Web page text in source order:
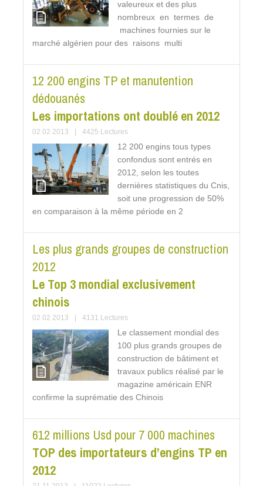
valeureux et des plus
nombreux en termes de
machines fournies sur le
marché algérien pour des raisons multi
12 200 engins TP et manutention
dédouanés
Les importations ont doublé en 2012
02 02 2013 4425 Lectures
12 200 engins tous types
confondus sont entrés en
2012, selon les toutes
dernières statistiques du Cnis,
soit une progression de 50%
en comparaison à la même période en 2
Les plus grands groupes de construction
2012
Le Top 3 mondial exclusivement
chinois
02 02 2013 4131 Lectures
Le classement mondial des
100 plus grands groupes de
construction de bâtiment et
travaux publics réalisé par le
magazine américain ENR
confirme la suprématie des Chinois
612 millions Usd pour 7 000 machines
TOP des importateurs d’engins TP en
2012